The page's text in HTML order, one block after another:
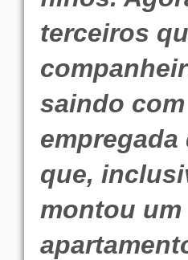
terceiros
saindo
empregada
que,
montou um